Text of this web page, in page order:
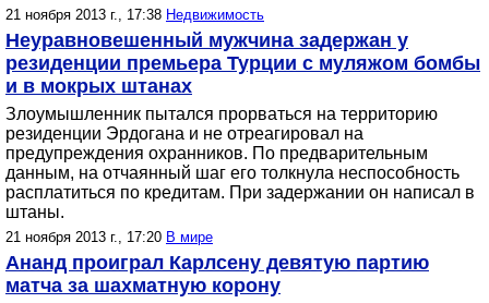
21 ноября 2013 г., 17:38 Недвижимость
Неуравновешенный мужчина задержан у
резиденции премьера Турции с муляжом бомбы
и в мокрых штанах
Злоумышленник пытался прорваться на территорию
резиденции Эрдогана и не отреагировал на
предупреждения охранников. По предварительным
данным, на отчаянный шаг его толкнула неспособность
расплатиться по кредитам. При задержании он написал в
штаны.
21 ноября 2013 г., 17:20 В мире
Ананд проиграл Карлсену девятую партию
матча за шахматную корону